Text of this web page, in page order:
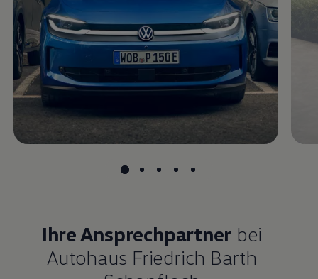
Familie
Elektromobilität
Volkswagen R
Pannen- und Unfallhilfe
Volkswagen Kundenbetreuung
Ihre Ansprechpartner bei
Autohaus Friedrich Barth